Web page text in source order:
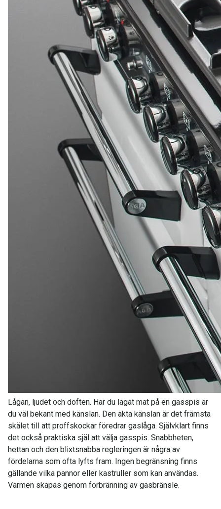
Lågan, ljudet och doften. Har du lagat mat på en gasspis är
du väl bekant med känslan. Den äkta känslan är det främsta
skälet till att proffskockar föredrar gaslåga. Självklart finns
det också praktiska själ att välja gasspis. Snabbheten,
hettan och den blixtsnabba regleringen är några av
fördelarna som ofta lyfts fram. Ingen begränsning finns
gällande vilka pannor eller kastruller som kan användas.
Värmen skapas genom förbränning av gasbränsle.